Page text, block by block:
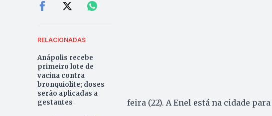
RELACIONADAS
Anápolis recebe
primeiro lote de
vacina contra
bronquiolite; doses
serão aplicadas a
gestantes
feira (22). A Enel está na cidade